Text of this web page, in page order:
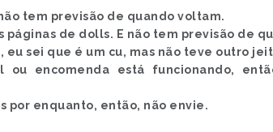
tem previsão de quando voltam.
páginas de dolls. E não tem previsão de
eu sei que é um cu, mas não teve outro
encomenda está funcionando,
por enquanto, então, não envie.